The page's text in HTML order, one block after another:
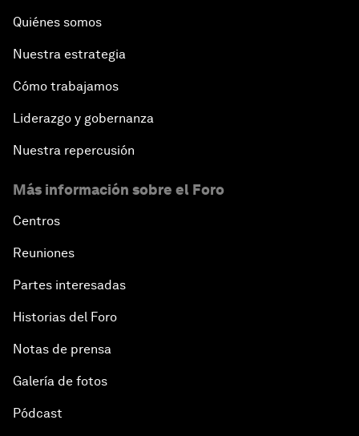
Quiénes somos
Nuestra estrategia
Cómo trabajamos
Liderazgo y gobernanza
Nuestra repercusión
Más información sobre el Foro
Centros
Reuniones
Partes interesadas
Historias del Foro
Notas de prensa
Galería de fotos
Pódcast